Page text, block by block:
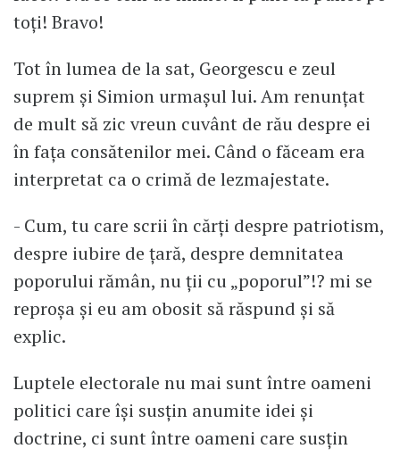
toți! Bravo!
Tot în lumea de la sat, Georgescu e zeul
suprem și Simion urmașul lui. Am renunțat
de mult să zic vreun cuvânt de rău despre ei
în fața consătenilor mei. Când o făceam era
interpretat ca o crimă de lezmajestate.
- Cum, tu care scrii în cărți despre patriotism,
despre iubire de țară, despre demnitatea
poporului rămân, nu ții cu „poporul”!? mi se
reproșa și eu am obosit să răspund și să
explic.
Luptele electorale nu mai sunt între oameni
politici care își susțin anumite idei și
doctrine, ci sunt între oameni care susțin